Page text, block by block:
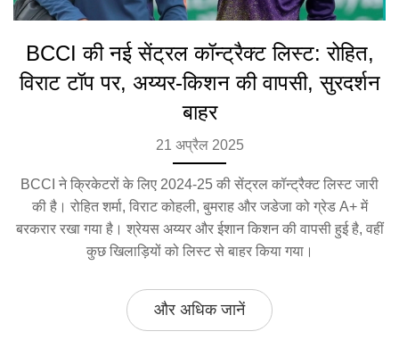
BCCI की नई सेंट्रल कॉन्ट्रैक्ट लिस्ट: रोहित,
विराट टॉप पर, अय्यर-किशन की वापसी, सुरदर्शन
बाहर
21 अप्रैल 2025
BCCI ने क्रिकेटरों के लिए 2024-25 की सेंट्रल कॉन्ट्रैक्ट लिस्ट जारी
की है। रोहित शर्मा, विराट कोहली, बुमराह और जडेजा को ग्रेड A+ में
बरकरार रखा गया है। श्रेयस अय्यर और ईशान किशन की वापसी हुई है, वहीं
कुछ खिलाड़ियों को लिस्ट से बाहर किया गया।
और अधिक जानें